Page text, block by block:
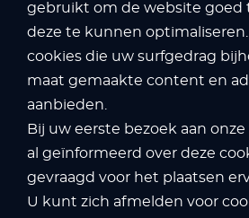
gebruikt om de website goed
deze te kunnen
cookies die uw surfgedrag
maat gemaakte content en
aanbieden.
Bij uw eerste bezoek aan
al geïnformeerd over deze
gevraagd voor het plaatsen
U kunt zich afmelden voor